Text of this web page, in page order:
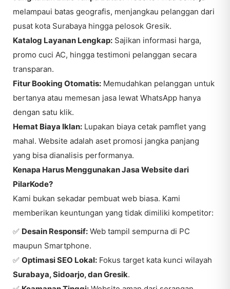
melampaui batas geografis, menjangkau pelanggan dari
pusat kota Surabaya hingga pelosok Gresik.
Katalog Layanan Lengkap: Sajikan informasi harga,
promo cuci AC, hingga testimoni pelanggan secara
transparan.
Fitur Booking Otomatis: Memudahkan pelanggan untuk
bertanya atau memesan jasa lewat WhatsApp hanya
dengan satu klik.
Hemat Biaya Iklan: Lupakan biaya cetak pamflet yang
mahal. Website adalah aset promosi jangka panjang
yang bisa dianalisis performanya.
Kenapa Harus Menggunakan Jasa Website dari
PilarKode?
Kami bukan sekadar pembuat web biasa. Kami
memberikan keuntungan yang tidak dimiliki kompetitor:
✅ Desain Responsif: Web tampil sempurna di PC
maupun Smartphone.
✅ Optimasi SEO Lokal: Fokus target kata kunci wilayah
Surabaya, Sidoarjo, dan Gresik.